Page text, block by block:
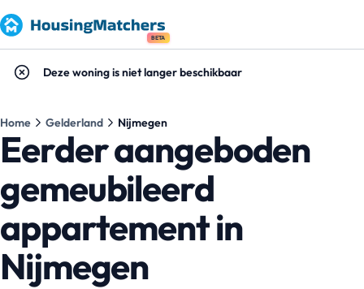
BETA
Deze woning is niet langer beschikbaar
Home Gelderland Nijmegen
Eerder aangeboden
gemeubileerd
appartement in
Nijmegen